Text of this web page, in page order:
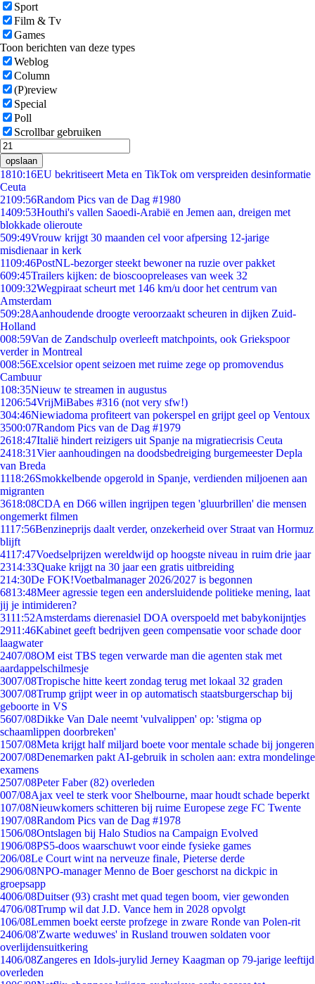
Sport
Film & Tv
Games
Toon berichten van deze types
Weblog
Column
(P)review
Special
Poll
Scrollbar gebruiken
opslaan
1810:16EU bekritiseert Meta en TikTok om verspreiden desinformatie
Ceuta
2109:56Random Pics van de Dag #1980
1409:53Houthi's vallen Saoedi-Arabië en Jemen aan, dreigen met
blokkade olieroute
509:49Vrouw krijgt 30 maanden cel voor afpersing 12-jarige
misdienaar in kerk
1109:46PostNL-bezorger steekt bewoner na ruzie over pakket
609:45Trailers kijken: de bioscoopreleases van week 32
1009:32Wegpiraat scheurt met 146 km/u door het centrum van
Amsterdam
509:28Aanhoudende droogte veroorzaakt scheuren in dijken Zuid-
Holland
008:59Van de Zandschulp overleeft matchpoints, ook Griekspoor
verder in Montreal
008:56Excelsior opent seizoen met ruime zege op promovendus
Cambuur
108:35Nieuw te streamen in augustus
1206:54VrijMiBabes #316 (not very sfw!)
304:46Niewiadoma profiteert van pokerspel en grijpt geel op Ventoux
3500:07Random Pics van de Dag #1979
2618:47Italië hindert reizigers uit Spanje na migratiecrisis Ceuta
2418:31Vier aanhoudingen na doodsbedreiging burgemeester Depla
van Breda
1118:26Smokkelbende opgerold in Spanje, verdienden miljoenen aan
migranten
3618:08CDA en D66 willen ingrijpen tegen 'gluurbrillen' die mensen
ongemerkt filmen
1117:56Benzineprijs daalt verder, onzekerheid over Straat van Hormuz
blijft
4117:47Voedselprijzen wereldwijd op hoogste niveau in ruim drie jaar
2314:33Quake krijgt na 30 jaar een gratis uitbreiding
214:30De FOK!Voetbalmanager 2026/2027 is begonnen
6813:48Meer agressie tegen een andersluidende politieke mening, laat
jij je intimideren?
3111:52Amsterdams dierenasiel DOA overspoeld met babykonijntjes
2911:46Kabinet geeft bedrijven geen compensatie voor schade door
laagwater
2407/08OM eist TBS tegen verwarde man die agenten stak met
aardappelschilmesje
3007/08Tropische hitte keert zondag terug met lokaal 32 graden
3007/08Trump grijpt weer in op automatisch staatsburgerschap bij
geboorte in VS
5607/08Dikke Van Dale neemt 'vulvalippen' op: 'stigma op
schaamlippen doorbreken'
1507/08Meta krijgt half miljard boete voor mentale schade bij jongeren
2007/08Denemarken pakt AI-gebruik in scholen aan: extra mondelinge
examens
2507/08Peter Faber (82) overleden
007/08Ajax veel te sterk voor Shelbourne, maar houdt schade beperkt
107/08Nieuwkomers schitteren bij ruime Europese zege FC Twente
1907/08Random Pics van de Dag #1978
1506/08Ontslagen bij Halo Studios na Campaign Evolved
1906/08PS5-doos waarschuwt voor einde fysieke games
206/08Le Court wint na nerveuze finale, Pieterse derde
2906/08NPO-manager Menno de Boer geschorst na dickpic in
groepsapp
4006/08Duitser (93) crasht met quad tegen boom, vier gewonden
4706/08Trump wil dat J.D. Vance hem in 2028 opvolgt
106/08Lemmen boekt eerste profzege in zware Ronde van Polen-rit
2406/08'Zwarte weduwes' in Rusland trouwen soldaten voor
overlijdensuitkering
1406/08Zangeres en Idols-jurylid Jerney Kaagman op 79-jarige leeftijd
overleden